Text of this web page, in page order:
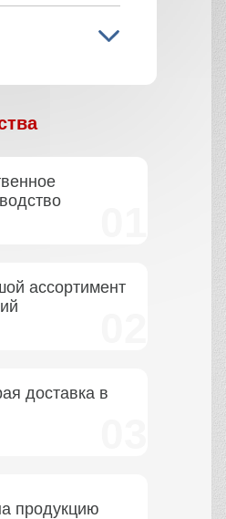
ассортимент
доставка в
продукцию